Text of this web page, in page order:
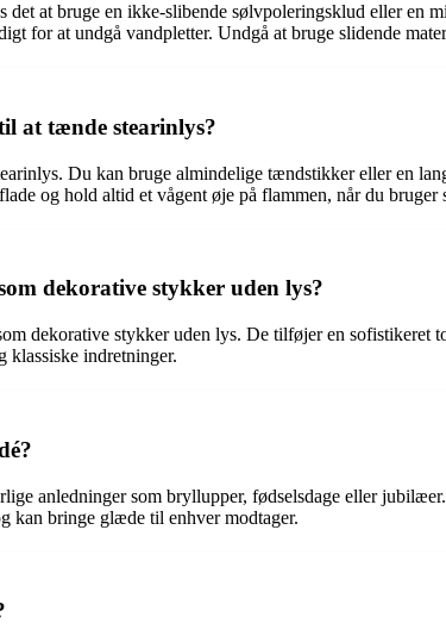
det at bruge en ikke-slibende sølvpoleringsklud eller en
for at undgå vandpletter. Undgå at bruge slidende
at tænde stearinlys?
Du kan bruge almindelige tændstikker eller en
og hold altid et vågent øje på flammen, når du bruger
dekorative stykker uden lys?
dekorative stykker uden lys. De tilføjer en
klassiske indretninger.
anledninger som bryllupper, fødselsdage eller
kan bringe glæde til enhver modtager.